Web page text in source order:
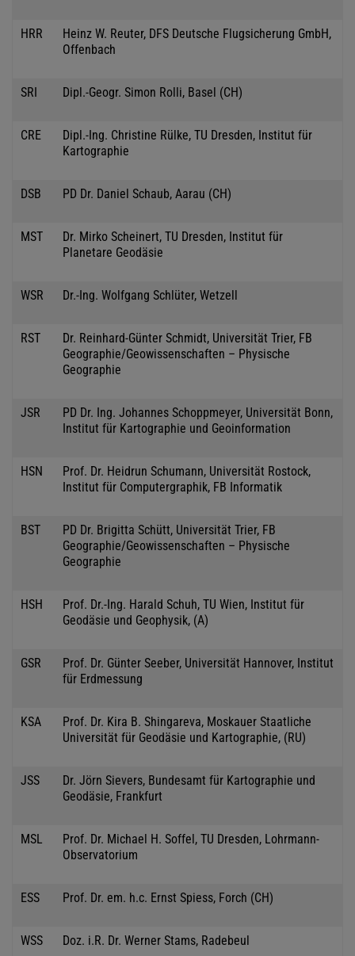
HRR
Heinz W. Reuter, DFS Deutsche Flugsicherung GmbH,
Offenbach
SRI Dipl.-Geogr. Simon Rolli, Basel (CH)
CRE
Dipl.-Ing. Christine Rülke, TU Dresden, Institut für
Kartographie
DSB PD Dr. Daniel Schaub, Aarau (CH)
MST
Dr. Mirko Scheinert, TU Dresden, Institut für
Planetare Geodäsie
WSR Dr.-Ing. Wolfgang Schlüter, Wetzell
RST
Dr. Reinhard-Günter Schmidt, Universität Trier, FB
Geographie/Geowissenschaften – Physische
Geographie
JSR
PD Dr. Ing. Johannes Schoppmeyer, Universität Bonn,
Institut für Kartographie und Geoinformation
HSN
Prof. Dr. Heidrun Schumann, Universität Rostock,
Institut für Computergraphik, FB Informatik
BST
PD Dr. Brigitta Schütt, Universität Trier, FB
Geographie/Geowissenschaften – Physische
Geographie
HSH
Prof. Dr.-Ing. Harald Schuh, TU Wien, Institut für
Geodäsie und Geophysik, (A)
GSR
Prof. Dr. Günter Seeber, Universität Hannover, Institut
für Erdmessung
KSA
Prof. Dr. Kira B. Shingareva, Moskauer Staatliche
Universität für Geodäsie und Kartographie, (RU)
JSS
Dr. Jörn Sievers, Bundesamt für Kartographie und
Geodäsie, Frankfurt
MSL
Prof. Dr. Michael H. Soffel, TU Dresden, Lohrmann-
Observatorium
ESS Prof. Dr. em. h.c. Ernst Spiess, Forch (CH)
WSS Doz. i.R. Dr. Werner Stams, Radebeul